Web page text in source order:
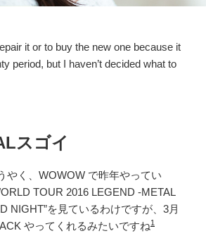
it or to buy the new one because it
period, but I haven’t decided what to
スゴイ
やく、WOWOW で昨年やってい
TOUR 2016 LEGEND -METAL
NIGHT”を見ているわけですが、3月
やってくれるみたいですね1